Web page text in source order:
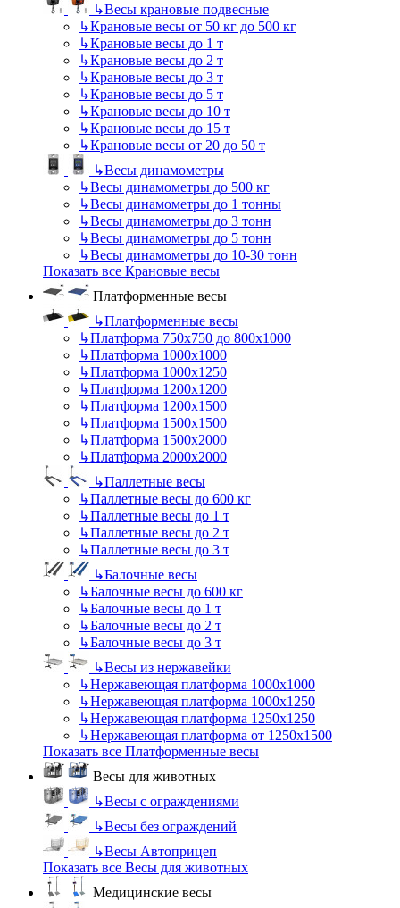
↳Весы крановые подвесные
↳Крановые весы от 50 кг до 500 кг
↳Крановые весы до 1 т
↳Крановые весы до 2 т
↳Крановые весы до 3 т
↳Крановые весы до 5 т
↳Крановые весы до 10 т
↳Крановые весы до 15 т
↳Крановые весы от 20 до 50 т
↳Весы динамометры
↳Весы динамометры до 500 кг
↳Весы динамометры до 1 тонны
↳Весы динамометры до 3 тонн
↳Весы динамометры до 5 тонн
↳Весы динамометры до 10-30 тонн
Показать все Крановые весы
Платформенные весы
↳Платформенные весы
↳Платформа 750х750 до 800х1000
↳Платформа 1000х1000
↳Платформа 1000х1250
↳Платформа 1200х1200
↳Платформа 1200х1500
↳Платформа 1500х1500
↳Платформа 1500х2000
↳Платформа 2000х2000
↳Паллетные весы
↳Паллетные весы до 600 кг
↳Паллетные весы до 1 т
↳Паллетные весы до 2 т
↳Паллетные весы до 3 т
↳Балочные весы
↳Балочные весы до 600 кг
↳Балочные весы до 1 т
↳Балочные весы до 2 т
↳Балочные весы до 3 т
↳Весы из нержавейки
↳Нержавеющая платформа 1000х1000
↳Нержавеющая платформа 1000х1250
↳Нержавеющая платформа 1250х1250
↳Нержавеющая платформа от 1250х1500
Показать все Платформенные весы
Весы для животных
↳Весы с ограждениями
↳Весы без ограждений
↳Весы Автоприцеп
Показать все Весы для животных
Медицинские весы